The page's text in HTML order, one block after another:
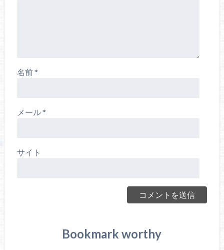
名前*
メール*
サイト
Bookmark worthy